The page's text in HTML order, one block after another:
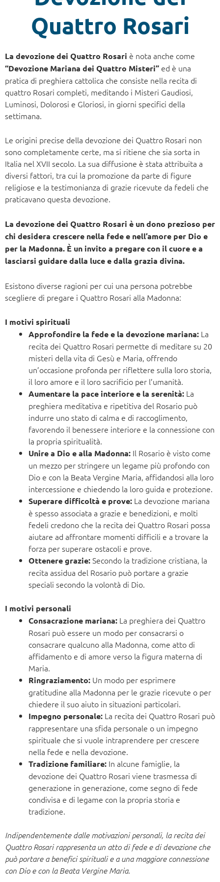
Quattro Rosari
La devozione dei Quattro Rosari è nota anche come
“Devozione Mariana dei Quattro Misteri” ed è una
pratica di preghiera cattolica che consiste nella recita di
quattro Rosari completi, meditando i Misteri Gaudiosi,
Luminosi, Dolorosi e Gloriosi, in giorni specifici della
settimana.
Le origini precise della devozione dei Quattro Rosari non
sono completamente certe, ma si ritiene che sia sorta in
Italia nel XVII secolo. La sua diffusione è stata attribuita a
diversi fattori, tra cui la promozione da parte di figure
religiose e la testimonianza di grazie ricevute da fedeli che
praticavano questa devozione.
La devozione dei Quattro Rosari è un dono prezioso per
chi desidera crescere nella fede e nell’amore per Dio e
per la Madonna. È un invito a pregare con il cuore e a
lasciarsi guidare dalla luce e dalla grazia divina.
Esistono diverse ragioni per cui una persona potrebbe
scegliere di pregare i Quattro Rosari alla Madonna:
I motivi spirituali
Approfondire la fede e la devozione mariana: La
recita dei Quattro Rosari permette di meditare su 20
misteri della vita di Gesù e Maria, offrendo
un’occasione profonda per riflettere sulla loro storia,
il loro amore e il loro sacrificio per l’umanità.
Aumentare la pace interiore e la serenità: La
preghiera meditativa e ripetitiva del Rosario può
indurre uno stato di calma e di raccoglimento,
favorendo il benessere interiore e la connessione con
la propria spiritualità.
Unire a Dio e alla Madonna: Il Rosario è visto come
un mezzo per stringere un legame più profondo con
Dio e con la Beata Vergine Maria, affidandosi alla loro
intercessione e chiedendo la loro guida e protezione.
Superare difficoltà e prove: La devozione mariana
è spesso associata a grazie e benedizioni, e molti
fedeli credono che la recita dei Quattro Rosari possa
aiutare ad affrontare momenti difficili e a trovare la
forza per superare ostacoli e prove.
Ottenere grazie:Secondo la tradizione cristiana, la
recita assidua del Rosario può portare a grazie
speciali secondo la volontà di Dio.
I motivi personali
Consacrazione mariana: La preghiera dei Quattro
Rosari può essere un modo per consacrarsi o
consacrare qualcuno alla Madonna, come atto di
affidamento e di amore verso la figura materna di
Maria.
Ringraziamento: Un modo per esprimere
gratitudine alla Madonna per le grazie ricevute o per
chiedere il suo aiuto in situazioni particolari.
Impegno personale: La recita dei Quattro Rosari può
rappresentare una sfida personale o un impegno
spirituale che si vuole intraprendere per crescere
nella fede e nella devozione.
Tradizione familiare: In alcune famiglie, la
devozione dei Quattro Rosari viene trasmessa di
generazione in generazione, come segno di fede
condivisa e di legame con la propria storia e
tradizione.
Indipendentemente dalle motivazioni personali, la recita dei
Quattro Rosari rappresenta un atto di fede e di devozione che
può portare a benefici spirituali e a una maggiore connessione
con Dio e con la Beata Vergine Maria.